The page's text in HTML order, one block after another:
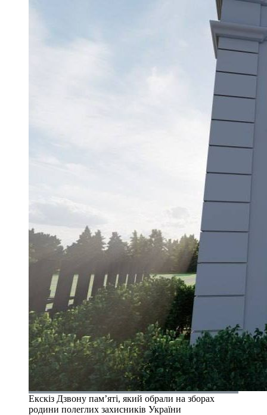
Екскіз Дзвону пам’яті, який обрали на зборах
родини полеглих захисників України